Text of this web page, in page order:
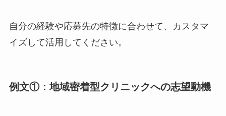
自分の経験や応募先の特徴に合わせて、カスタマ
イズして活用してください。
例文①：地域密着型クリニックへの志望動機